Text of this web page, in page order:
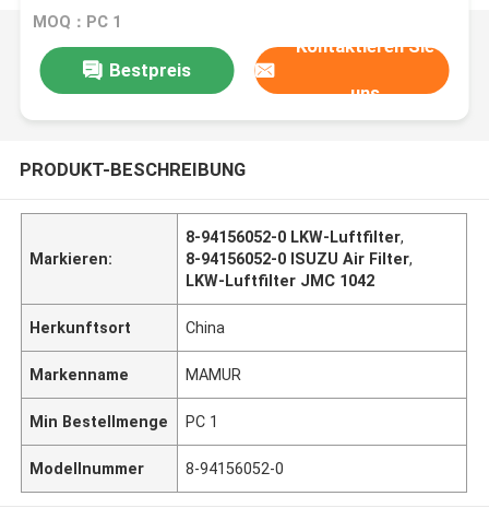
MOQ：PC 1
Bestpreis
Kontaktieren Sie
uns
PRODUKT-BESCHREIBUNG
Markieren:
8-94156052-0 LKW-Luftfilter,
8-94156052-0 ISUZU Air Filter,
LKW-Luftfilter JMC 1042
Herkunftsort China
Markenname MAMUR
Min Bestellmenge PC 1
Modellnummer 8-94156052-0